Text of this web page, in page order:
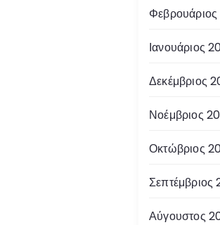
Φεβρουάριος
Ιανουάριος
Δεκέμβριος
Νοέμβριος
Οκτώβριος
Σεπτέμβριος
Αύγουστος